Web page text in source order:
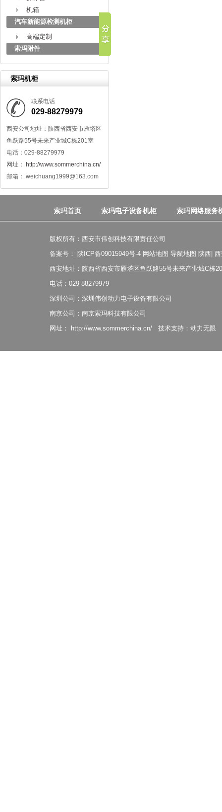
机箱
汽车新能源检测机柜
高端定制
索玛附件
索玛机柜
联系电话
029-88279979
西安公司地址：陕西省西安市雁塔区
鱼跃路55号未来产业城C栋201室
电话：029-88279979
网址：
http://www.sommerchina.cn/
邮箱： weichuang1999@163.com
索玛首页 索玛电子设备机柜 索玛网络服务
版权所有：西安市伟创科技有限责任公司
备案号：
陕ICP备09015949号-4 网站地图 导航地图 陕西
西安地址：陕西省西安市雁塔区鱼跃路55号未来产业城C栋
电话：029-88279979
深圳公司：深圳伟创动力电子设备有限公司
南京公司：南京索玛科技有限公司
网址：
http://www.sommerchina.cn/ 技术支持： 动力无限